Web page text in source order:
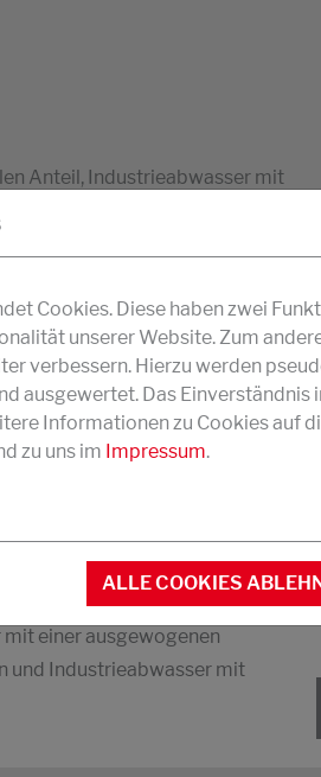
Anteil, Industrieabwasser mit
und für die Entgasung von
Anteil, kommunales Abwasser
einer ausgewogenen
und Industrieabwasser mit
Cookies. Diese haben zwei
unserer Website. Zum
verbessern. Hierzu werden
ausgewertet. Das Einverständnis
Informationen zu Cookies auf
zu uns im Impressum.
ALLE COOKIES